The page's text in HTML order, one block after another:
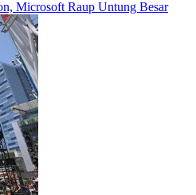
Microsoft Raup Untung Besar